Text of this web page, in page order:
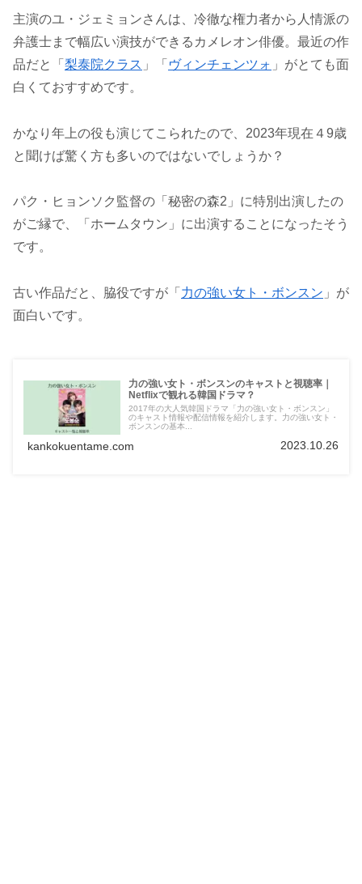
主演のユ・ジェミョンさんは、冷徹な権力者から人情派の
弁護士まで幅広い演技ができるカメレオン俳優。最近の作
品だと「 梨泰院クラス 」「 ヴィンチェンツォ 」がとても面
白くておすすめです。
かなり年上の役も演じてこられたので、2023年現在４9歳
と聞けば驚く方も多いのではないでしょうか？
パク・ヒョンソク監督の「秘密の森2」に特別出演したの
がご縁で、「ホームタウン」に出演することになったそう
です。
古い作品だと、脇役ですが「 力の強い女ト・ボンスン 」が
面白いです。
力の強い女ト・ボンスンのキャストと視聴率｜
Netflixで観れる韓国ドラマ？
2017年の大人気韓国ドラマ「力の強い女ト・ボンスン」
のキャスト情報や配信情報を紹介します。力の強い女ト・
ボンスンの基本...
kankokuentame.com 2023.10.26